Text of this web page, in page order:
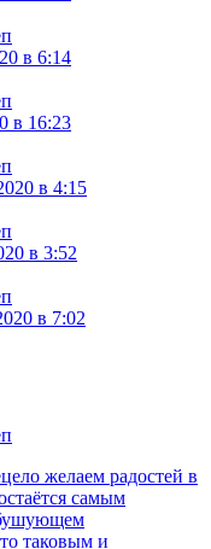
в 6:14
в 16:23
в 4:15
в 3:52
в 7:02
желаем радостей в
самым
таковым и